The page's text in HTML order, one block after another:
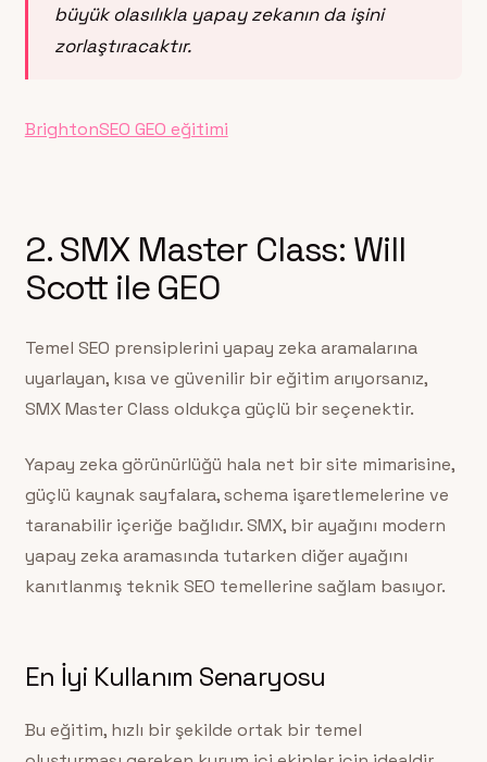
büyük olasılıkla yapay zekanın da işini
zorlaştıracaktır.
BrightonSEO GEO eğitimi
2. SMX Master Class: Will
Scott ile GEO
Temel SEO prensiplerini yapay zeka aramalarına
uyarlayan, kısa ve güvenilir bir eğitim arıyorsanız,
SMX Master Class oldukça güçlü bir seçenektir.
Yapay zeka görünürlüğü hala net bir site mimarisine,
güçlü kaynak sayfalara, schema işaretlemelerine ve
taranabilir içeriğe bağlıdır. SMX, bir ayağını modern
yapay zeka aramasında tutarken diğer ayağını
kanıtlanmış teknik SEO temellerine sağlam basıyor.
En İyi Kullanım Senaryosu
Bu eğitim, hızlı bir şekilde ortak bir temel